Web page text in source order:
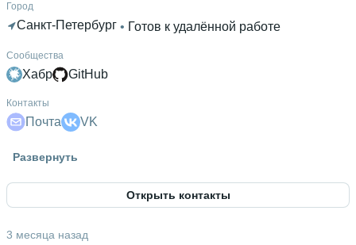
Город
Санкт-Петербург • Готов к удалённой работе
Сообщества
Хабр GitHub
Контакты
Почта VK
вычислительной техники
Развернуть
Открыть контакты
3 месяца назад